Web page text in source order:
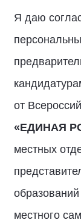
Я даю
от
«ЕДИНАЯ
местных
местного